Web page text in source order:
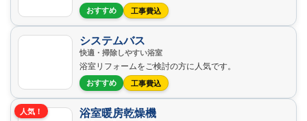
おすすめ 工事費込
システムバス
快適・掃除しやすい浴室
浴室リフォームをご検討の方に人気です。
おすすめ 工事費込
人気！ 浴室暖房乾燥機